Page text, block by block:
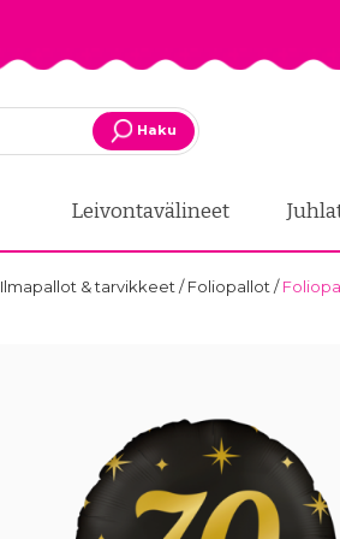
Haku
Leivontavälineet
Ilmapallot & tarvikkeet /Foliopallot /